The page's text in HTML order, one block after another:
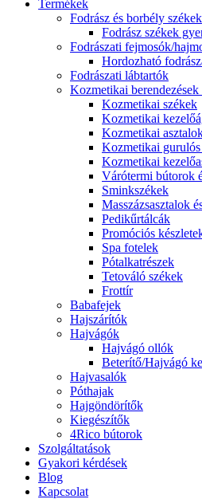
Termékek
Fodrász és borbély székek
Fodrász székek
Fodrászati fejmosók/
Hordozható
Fodrászati lábtartók
Kozmetikai
Kozmetikai székek
Kozmetikai
Kozmetikai
Kozmetikai gurulós
Kozmetikai
Várótermi bútorok
Sminkszékek
Masszázsasztalok
Pedikűrtálcák
Promóciós
Spa fotelek
Pótalkatrészek
Tetováló székek
Frottír
Babafejek
Hajszárítók
Hajvágók
Hajvágó ollók
Beterítő/Hajvágó
Hajvasalók
Póthajak
Hajgöndörítők
Kiegészítők
4Rico bútorok
Szolgáltatások
Gyakori kérdések
Blog
Kapcsolat